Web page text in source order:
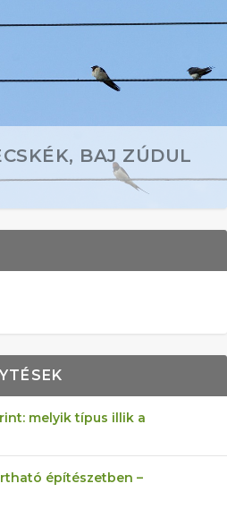
BAJ ZÚDUL
PONTJA
SZOMSZÉD
CIGICSIKKEKET,
NEM MENŐ!
melyik típus illik a
építészetben –